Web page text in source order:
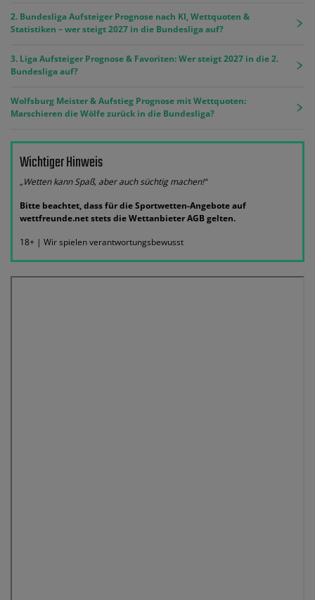
2. Bundesliga Aufsteiger Prognose nach KI, Wettquoten &
Statistiken – wer steigt 2027 in die Bundesliga auf?
3. Liga Aufsteiger Prognose & Favoriten: Wer steigt 2027 in die 2.
Bundesliga auf?
Wolfsburg Meister & Aufstieg Prognose mit Wettquoten:
Marschieren die Wölfe zurück in die Bundesliga?
Wichtiger Hinweis
„Wetten kann Spaß, aber auch süchtig machen!“
Bitte beachtet, dass für die Sportwetten-Angebote auf
wettfreunde.net stets die Wettanbieter AGB gelten.
18+ | Wir spielen verantwortungsbewusst